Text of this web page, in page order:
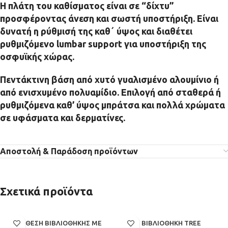
Η πλάτη του καθίσματος είναι σε “δίχτυ”
προσφέροντας άνεση και σωστή υποστήριξη. Είναι
δυνατή η ρύθμισή της καθ΄ ύψος και διαθέτει
ρυθμιζόμενο lumbar support για υποστήριξη της
οσφυϊκής χώρας.
Πεντάκτινη βάση από χυτό γυαλισμένο αλουμίνιο ή
από ενισχυμένο πολυαμίδιο. Επιλογή από σταθερά ή
ρυθμιζόμενα καθ’ ύψος μπράτσα και πολλά χρώματα
σε υφάσματα και δερματίνες.
Αποστολή & Παράδοση προϊόντων
Σχετικά προϊόντα
ΣΎΝΘΕΣΗ ΒΙΒΛΙΟΘΉΚΗΣ ΜΕ
ΒΙΒΛΙΟΘΉΚΗ TREE